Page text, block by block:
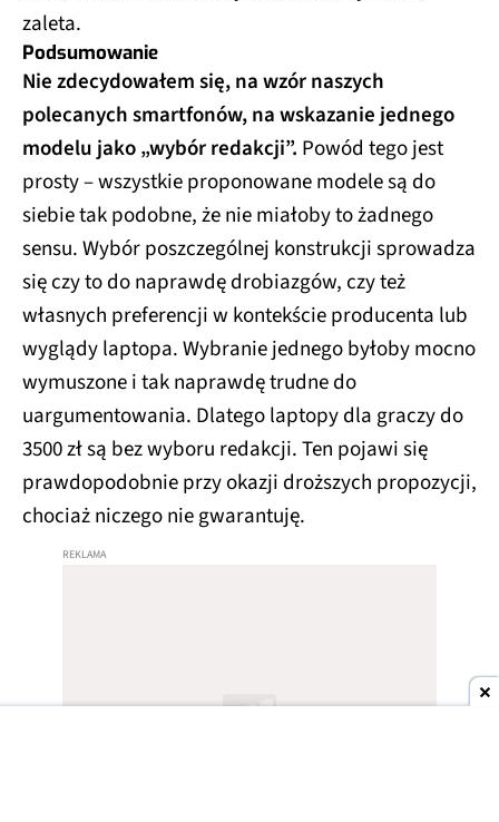
zaleta.
Podsumowanie
Nie zdecydowałem się, na wzór naszych
polecanych smartfonów, na wskazanie jednego
modelu jako „wybór redakcji”. Powód tego jest
prosty – wszystkie proponowane modele są do
siebie tak podobne, że nie miałoby to żadnego
sensu. Wybór poszczególnej konstrukcji sprowadza
się czy to do naprawdę drobiazgów, czy też
własnych preferencji w kontekście producenta lub
wyglądy laptopa. Wybranie jednego byłoby mocno
wymuszone i tak naprawdę trudne do
uargumentowania. Dlatego laptopy dla graczy do
3500 zł są bez wyboru redakcji. Ten pojawi się
prawdopodobnie przy okazji droższych propozycji,
chociaż niczego nie gwarantuję.